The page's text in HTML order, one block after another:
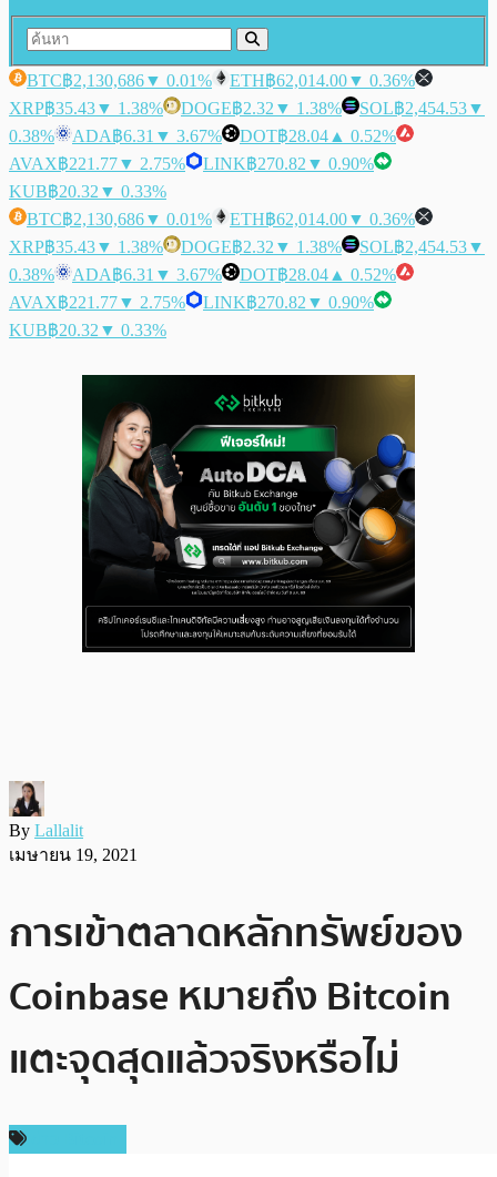
BTC฿2,130,686▼ 0.01% ETH฿62,014.00▼ 0.36%
XRP฿35.43▼ 1.38% DOGE฿2.32 ▼ 1.38% SOL฿2,454.53▼
0.38%
ADA฿6.31 ▼ 3.67% DOT฿28.04 ▲ 0.52%
AVAX฿221.77▼ 2.75% LINK฿270.82 ▼ 0.90%
KUB฿20.32 ▼ 0.33%
BTC฿2,130,686▼ 0.01% ETH฿62,014.00▼ 0.36%
XRP฿35.43▼ 1.38% DOGE฿2.32 ▼ 1.38% SOL฿2,454.53▼
0.38%
ADA฿6.31 ▼ 3.67% DOT฿28.04 ▲ 0.52%
AVAX฿221.77▼ 2.75% LINK฿270.82 ▼ 0.90%
KUB฿20.32 ▼ 0.33%
By Lallalit
เมษายน 19, 2021
การเข้าตลาดหลักทรัพย์ของ
Coinbase หมายถึง Bitcoin
แตะจุดสุดแล้วจริงหรือไม่